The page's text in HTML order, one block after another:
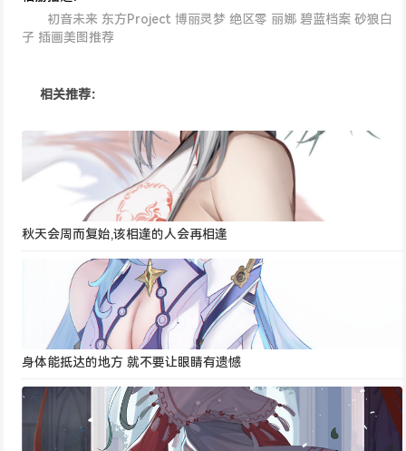
初音未来 东方Project 博丽灵梦 绝区零 丽娜 碧蓝档案 砂狼白
子 插画美图推荐
相关推荐：
秋天会周而复始,该相逢的人会再相逢
身体能抵达的地方 就不要让眼睛有遗憾